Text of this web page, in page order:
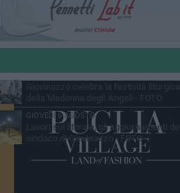
Problemi raccolta plastica in Puglia:
l'assessora Ciliento prova a spegnere le
LUNEDÌ 3 AGOSTO
«Giovinazzo, a che punto siamo?»:
MARTEDÌ 4 AGOSTO
GIOVEDÌ 6 AGOSTO
Lavori sul litorale, gli aggiornamenti del
sindaco di Giovinazzo - FOTO